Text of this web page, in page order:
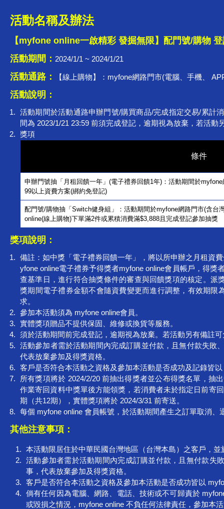
活動名稱及辦法
【myfone online一啟精彩 發掘無限】配門號/購物
活動期間： 2024/1/1 ~ 2024/1/21
活動通路： 【線上購物】：myfone網路門市(電腦、手機、
活動說明：
活動期間於活動通路申辦門號/購買商品/完成指定交易/累計
間為 2023/1/21 23:59 前須完成登記，逾期視為放棄，若活
獎項
條件
申辦門號抽「月租回饋一年」(電子禮券回饋1年)：活動期間於
99以上資費方案(綁約免登記)
配門號/購物抽「Switch健身組」：活動期間於myfone網路門市(含台
online(線上購物)下單滿2件或累積消費滿$3,888且完成登記參加抽獎
獎項說明：
備註：如中獎「電子禮券回饋一年」，將以所申辦之月租資
yfone online電子禮券予得獎者myfone online會員帳戶，得
查基準日，進行符合抽獎條件的審查與回饋獎項的核定。派
獎期間電子禮券金額不會隨資費變更而進行調整，有效期
求。
參加本活動須為 myfone online會員。
實體獎項贈品不提供保固、維修或換貨等服務。
須於活動期間前完成登記，逾期視為放棄。若活動另有備註
活動參加者需於活動期間內完成訂購並付款，且無付款失敗
代表放棄參加及得獎資格。
客戶是否符合本活動之資格及參加本活動是否成功及記錄皆
所有獎項將於 2024/2/20 前抽出得獎者並公布得獎名單，抽
作業寄回資料中獎單後方能領獎，若消費者未於指定日前寄
期（共12期），實體獎項將於 2024/3/31 前寄送。
每個 myfone online 會員帳號，於活動期間產生之訂單取消
其他注意事項：
本活動限居住於中華民國台灣地區（台灣本島）之客戶，
活動參加者需於活動期間內完成訂購並付款，且無付款失
事，代表放棄參加及得獎資格。
客戶是否符合本活動之資格及參加本活動是否成功皆以
倘有任何因為電腦、網路、電話、技術或不可歸責於
或毀損之情況，myfone online 不負任何法律責任，參加本